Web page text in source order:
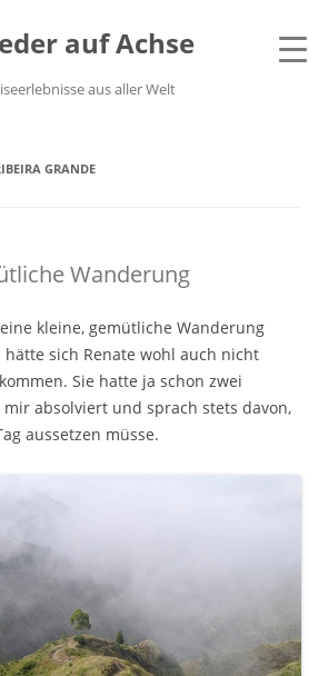
auf Achse
aus aller Welt
GRANDE
Wanderung
kleine, gemütliche Wanderung
sich Renate wohl auch nicht
Sie hatte ja schon zwei
absolviert und sprach stets davon,
aussetzen müsse.